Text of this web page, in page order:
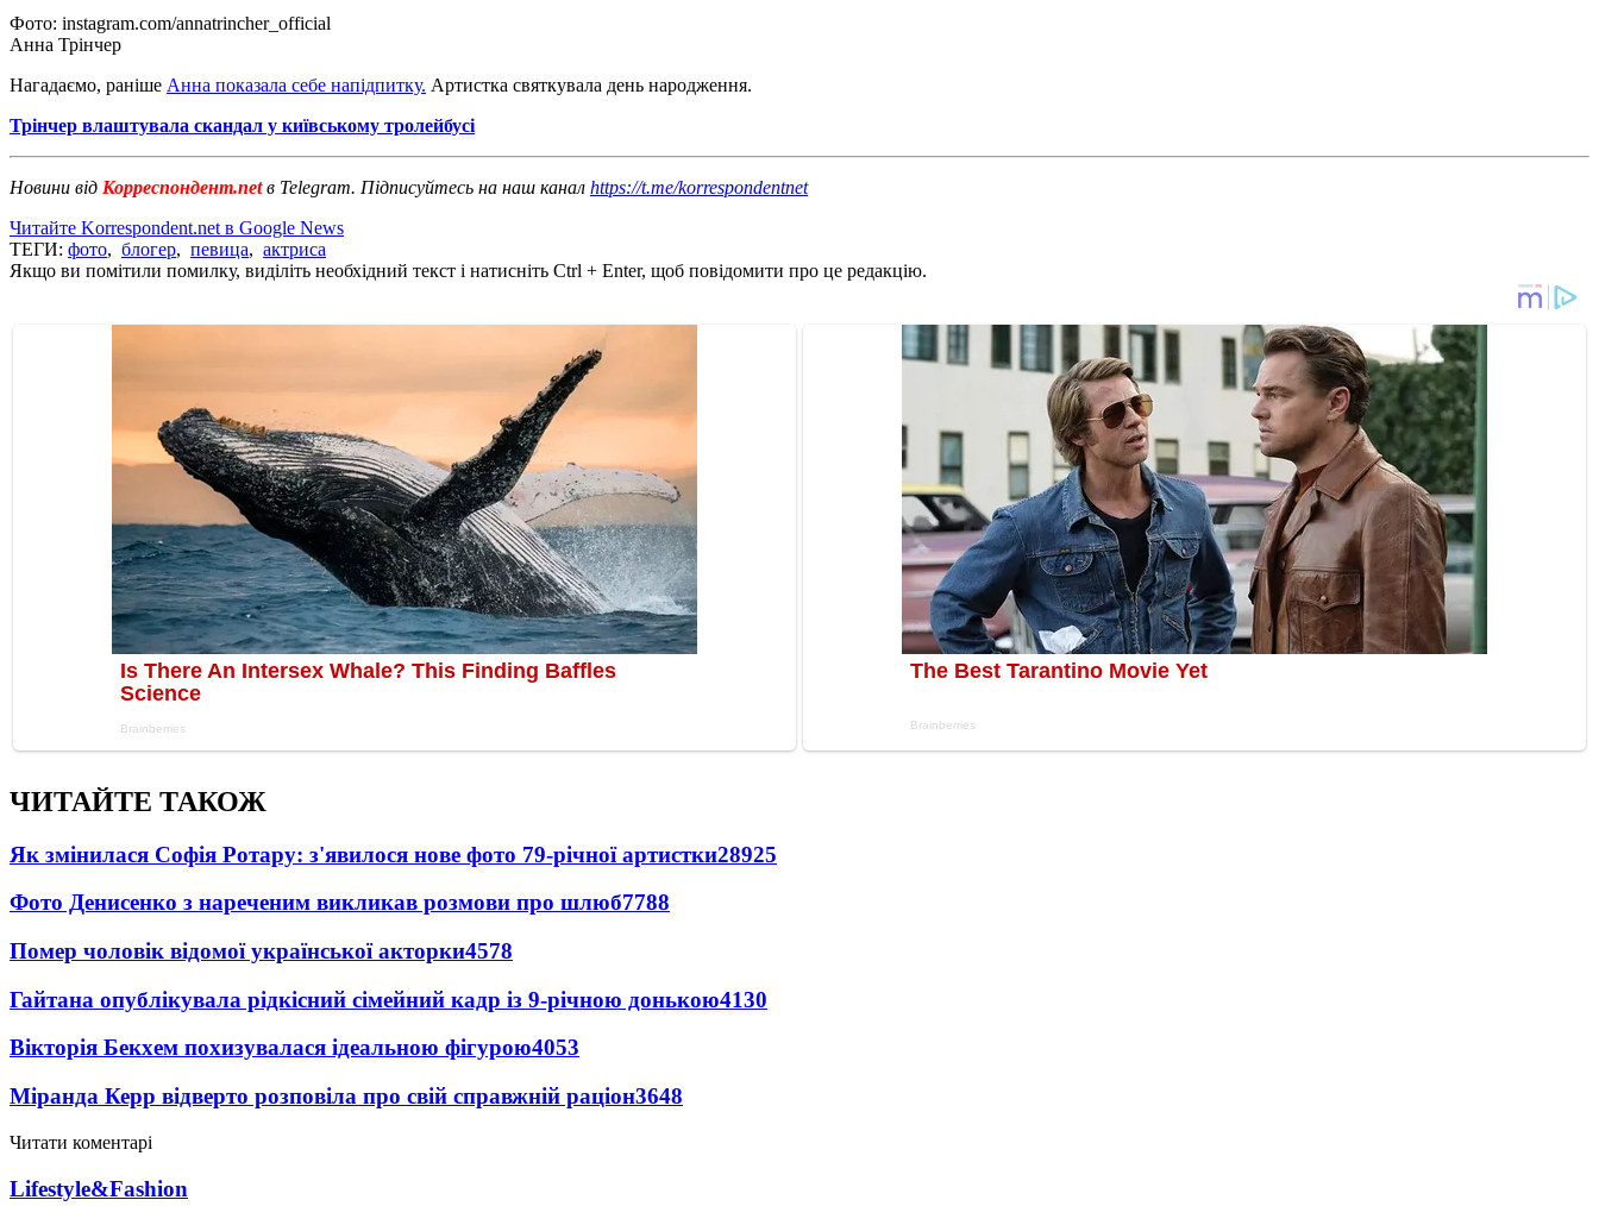
Фото: instagram.com/annatrincher_official
Анна Трінчер
Нагадаємо, раніше Анна показала себе напідпитку. Артистка святкувала день народження.
Трінчер влаштувала скандал у київському тролейбусі
Новини від Корреспондент.netв Telegram. Підписуйтесь на наш канал https://t.me/korrespondentnet
Читайте Korrespondent.net в Google News
ТЕГИ: фото, блогер, певица, актриса
Якщо ви помітили помилку, виділіть необхідний текст і натисніть Ctrl + Enter, щоб повідомити про це редакцію.
ЧИТАЙТЕ ТАКОЖ
Як змінилася Софія Ротару: з'явилося нове фото 79-річної артистки28925
Фото Денисенко з нареченим викликав розмови про шлюб7788
Помер чоловік відомої української акторки4578
Гайтана опублікувала рідкісний сімейний кадр із 9-річною донькою4130
Вікторія Бекхем похизувалася ідеальною фігурою4053
Міранда Керр відверто розповіла про свій справжній раціон3648
Читати коментарі
Lifestyle&Fashion